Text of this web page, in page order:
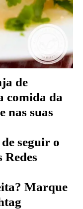
de
comida da
nas suas
seguir o
Marque